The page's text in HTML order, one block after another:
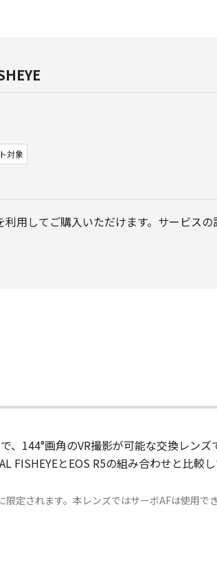
対象
用してご購入いただけます。サービス
、144°画角のVR撮影が可能な交換レン
FISHEYEとEOS R5の組み合わせと比較
定されます。本レンズではサーボAFは使用